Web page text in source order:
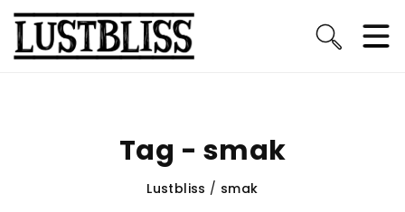
Tag - smak
Lustbliss / smak